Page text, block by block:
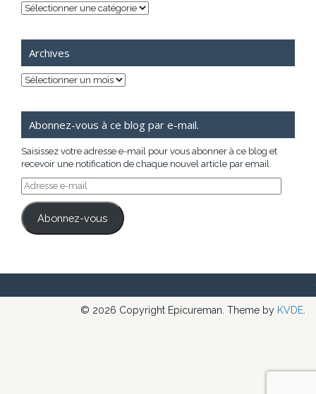
Catégories
Archives
Archives
Abonnez-vous à ce blog par e-mail.
Saisissez votre adresse e-mail pour vous abonner à ce blog et
recevoir une notification de chaque nouvel article par email.
Adresse
e-
mail
Abonnez-vous
© 2026 Copyright Epicureman. Theme by KVDE.